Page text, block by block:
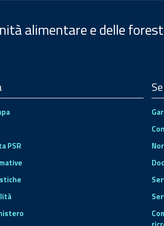
alimentare e delle
PSR